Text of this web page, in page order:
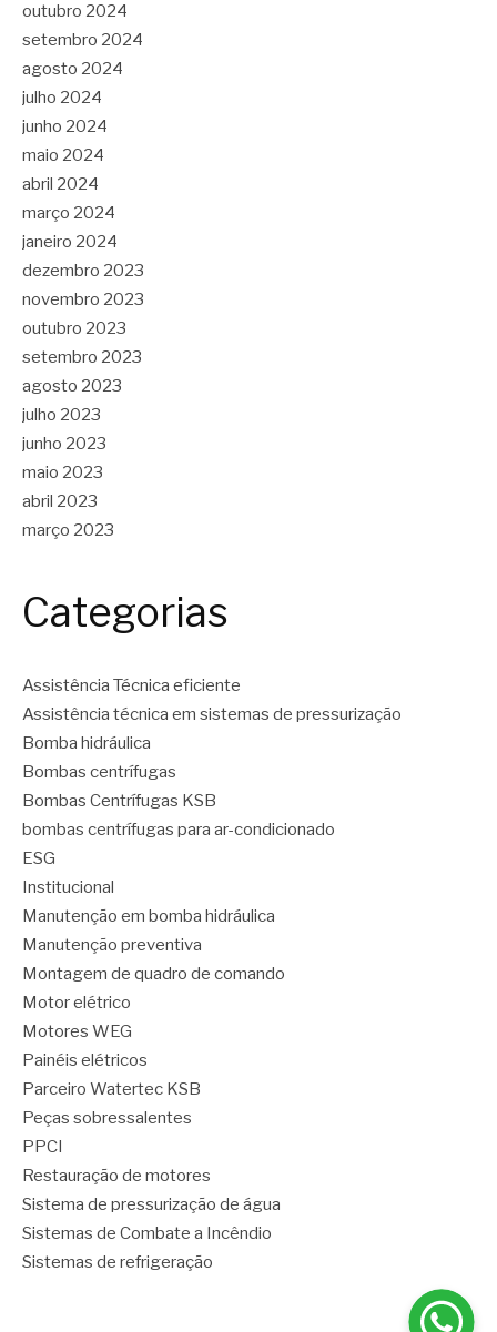
outubro 2024
setembro 2024
agosto 2024
julho 2024
junho 2024
maio 2024
abril 2024
março 2024
janeiro 2024
dezembro 2023
novembro 2023
outubro 2023
setembro 2023
agosto 2023
julho 2023
junho 2023
maio 2023
abril 2023
março 2023
Categorias
Assistência Técnica eficiente
Assistência técnica em sistemas de pressurização
Bomba hidráulica
Bombas centrífugas
Bombas Centrífugas KSB
bombas centrífugas para ar-condicionado
ESG
Institucional
Manutenção em bomba hidráulica
Manutenção preventiva
Montagem de quadro de comando
Motor elétrico
Motores WEG
Painéis elétricos
Parceiro Watertec KSB
Peças sobressalentes
PPCI
Restauração de motores
Sistema de pressurização de água
Sistemas de Combate a Incêndio
Sistemas de refrigeração